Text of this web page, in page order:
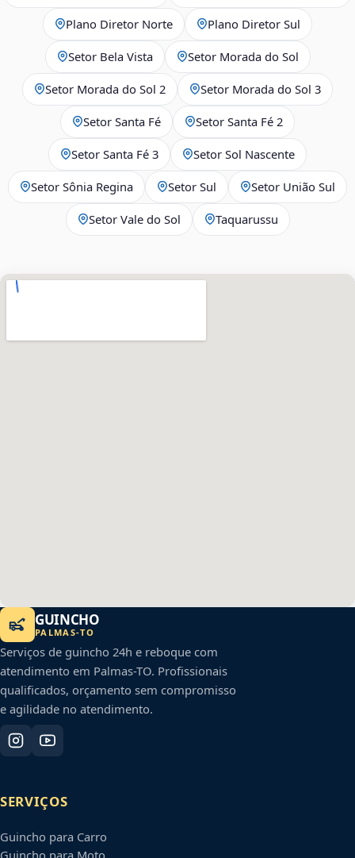
Plano Diretor Norte Plano Diretor Sul
Setor Bela Vista Setor Morada do Sol
Setor Morada do Sol 2 Setor Morada do Sol 3
Setor Santa Fé Setor Santa Fé 2
Setor Santa Fé 3 Setor Sol Nascente
Setor Sônia Regina Setor Sul Setor União Sul
Setor Vale do Sol Taquarussu
GUINCHO
PALMAS-TO
Serviços de guincho 24h e reboque com
atendimento em Palmas-TO. Profissionais
qualificados, orçamento sem compromisso
e agilidade no atendimento.
SERVIÇOS
Guincho para Carro
Guincho para Moto